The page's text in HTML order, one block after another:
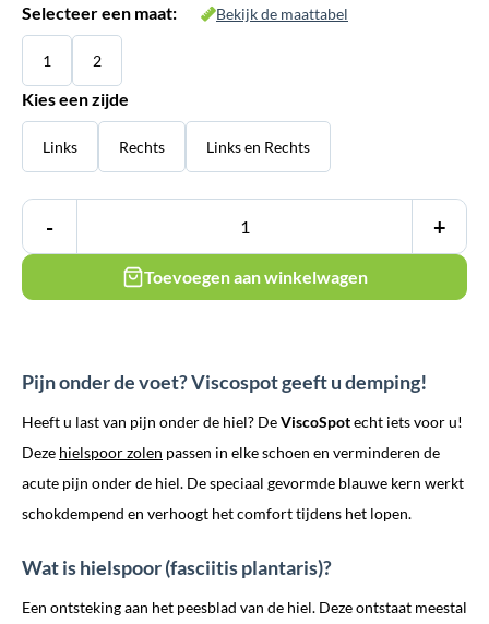
Selecteer een maat: Bekijk de maattabel
1 2
Kies een zijde
Links Rechts Links en Rechts
- +
Toevoegen aan winkelwagen
Pijn onder de voet? Viscospot geeft u demping!
Heeft u last van pijn onder de hiel? DeViscoSpotecht iets voor u!
Deze hielspoor zolen passen in elke schoen en verminderen de
acute pijn onder de hiel. De speciaal gevormde blauwe kern werkt
schokdempend en verhoogt het comfort tijdens het lopen.
Wat is hielspoor (fasciitis plantaris)?
Een ontsteking aan het peesblad van de hiel. Deze ontstaat meestal